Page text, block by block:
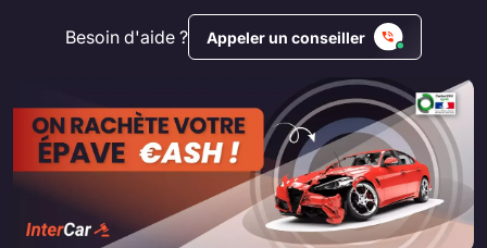
Besoin d'aide ? Appeler un conseiller